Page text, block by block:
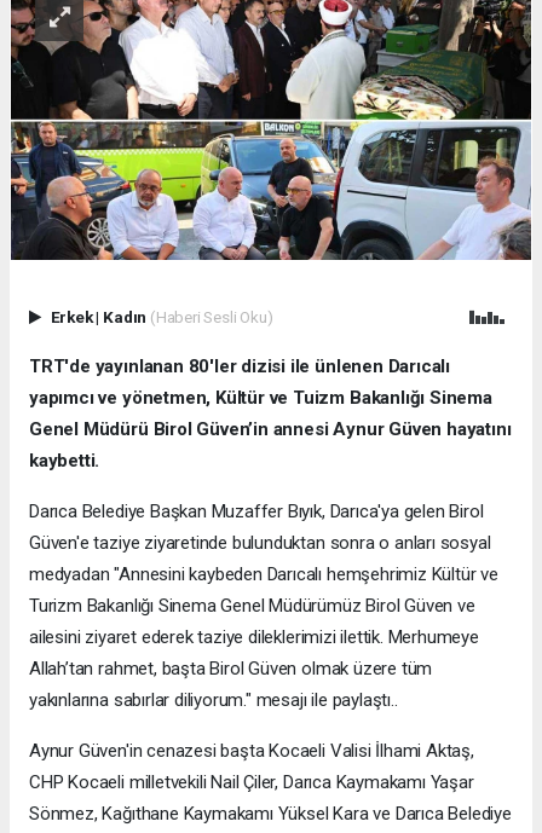
Erkek| Kadın (Haberi Sesli Oku)
TRT'de yayınlanan 80'ler dizisi ile ünlenen Darıcalı
yapımcı ve yönetmen, Kültür ve Tuizm Bakanlığı Sinema
Genel Müdürü Birol Güven’in annesi Aynur Güven hayatını
kaybetti.
Darıca Belediye Başkan Muzaffer Bıyık, Darıca'ya gelen Birol
Güven'e taziye ziyaretinde bulunduktan sonra o anları sosyal
medyadan "Annesini kaybeden Darıcalı hemşehrimiz Kültür ve
Turizm Bakanlığı Sinema Genel Müdürümüz Birol Güven ve
ailesini ziyaret ederek taziye dileklerimizi ilettik. Merhumeye
Allah’tan rahmet, başta Birol Güven olmak üzere tüm
yakınlarına sabırlar diliyorum." mesajı ile paylaştı..
Aynur Güven'in cenazesi başta Kocaeli Valisi İlhami Aktaş,
CHP Kocaeli milletvekili Nail Çiler, Darıca Kaymakamı Yaşar
Sönmez, Kağıthane Kaymakamı Yüksel Kara ve Darıca Belediye